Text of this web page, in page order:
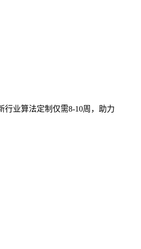
行业算法定制仅需8-10周，助力